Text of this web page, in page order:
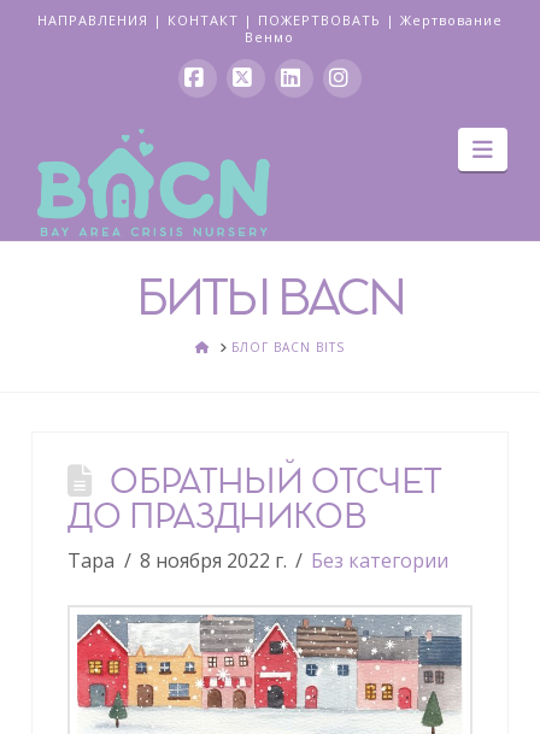
НАПРАВЛЕНИЯ | КОНТАКТ | ПОЖЕРТВОВАТЬ | Жертвование
Венмо
БИТЫ BACN
ДОМБЛОГ BACN BITS
ОБРАТНЫЙ ОТСЧЕТ
ДО ПРАЗДНИКОВ
Тара 8 ноября 2022 г. Без категории